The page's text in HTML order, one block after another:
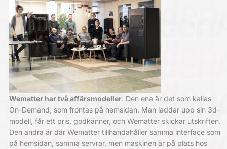
Wematter har två affärsmodeller. Den ena är det som kallas
On-Demand, som frontas på hemsidan. Man laddar upp sin 3d-
modell, får ett pris, godkänner, och Wematter skickar utskriften.
Den andra är där Wematter tillhandahåller samma interface som
på hemsidan, samma servrar, men maskinen är på plats hos